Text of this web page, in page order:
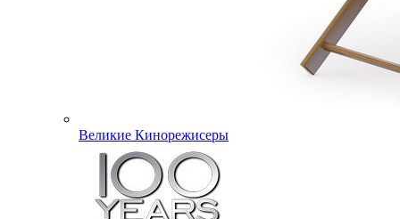
Великие Кинорежисеры